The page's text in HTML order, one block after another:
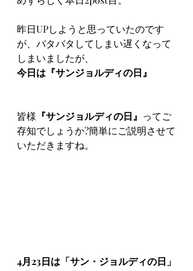
昨日UPしようと思っていたのです
が、バタバタしてしまい遅くなって
しまいましたが、
今日は『サンジョルディの日』
皆様 『サンジョルディの日』 ってご
存知でしょうか?簡単にご説明させて
いただきますね。
4月23日は「サン・ジョルディの日」